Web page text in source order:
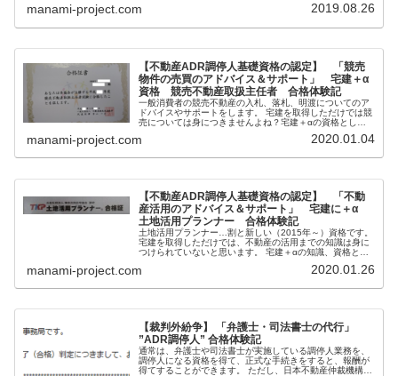
3級とは段違いで難しいです。
manami-project.com 2019.08.26
【不動産ADR調停人基礎資格の認定】 「競売
物件の売買のアドバイス＆サポート」 宅建＋α
資格 競売不動産取扱主任者 合格体験記
一般消費者の競売不動産の入札、落札、明渡についてのア
ドバイスやサポートをします。 宅建を取得しただけでは競
売については身につきませんよね？宅建＋αの資格として
り裁判外紛争解決機関としての認証を受けました。
manami-project.com 2020.01.04
【不動産ADR調停人基礎資格の認定】 「不動
産活用のアドバイス＆サポート」 宅建に＋α
土地活用プランナー 合格体験記
土地活用プランナー…割と新しい（2015年～）資格です。
宅建を取得しただけでは、不動産の活用までの知識は身に
つけられていないと思います。 宅建＋αの知識、資格とし
ど構えることなく受かると思います。）
manami-project.com 2020.01.26
【裁判外紛争】 「弁護士・司法書士の代行」
”ADR調停人” 合格体験記
通常は、弁護士や司法書士が実施している調停人業務を、
調停人になる資格を得て、正式な手続きをすると、報酬が
得てすることができます。 ただし、日本不動産仲裁機構